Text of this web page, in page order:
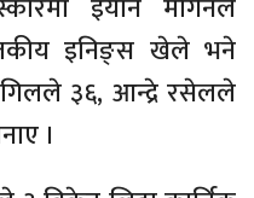
इयान मोर्गनले
इनिङ्स खेले भने
गिलले ३६, आन्द्रे रसेलले
।